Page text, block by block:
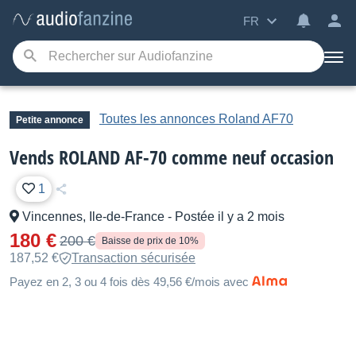
FR
Petite annonce Toutes les annonces Roland AF70
Vends ROLAND AF-70 comme neuf occasion
1
Vincennes, Ile-de-France - Postée il y a 2 mois
180 € 200 € Baisse de prix de 10%
187,52 €
Transaction sécurisée
Payez en 2, 3 ou 4 fois dès 49,56 €/mois avec